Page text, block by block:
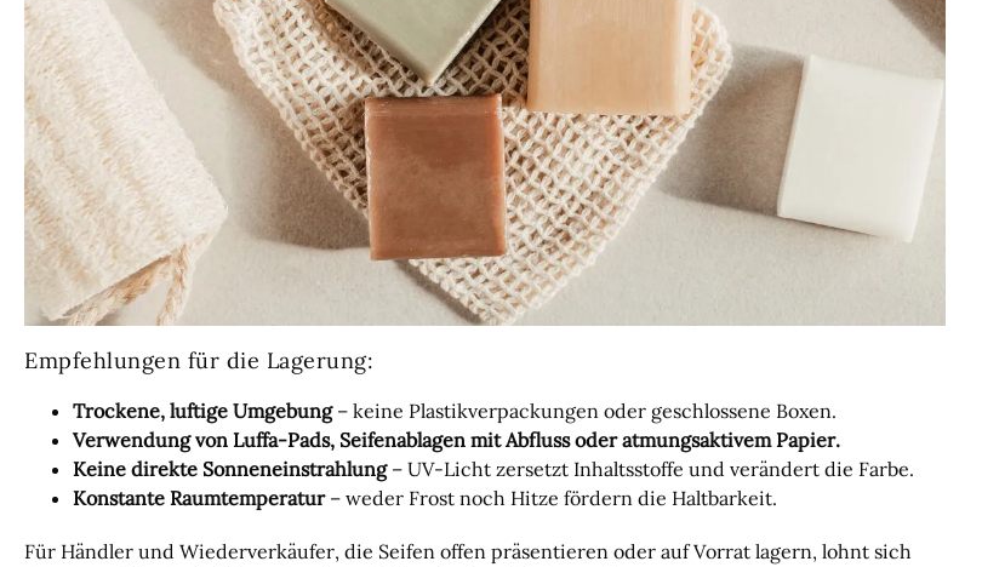
Empfehlungen für die Lagerung:
Trockene, luftige Umgebung– keine Plastikverpackungen oder geschlossene Boxen.
Verwendung von Luffa-Pads, Seifenablagen mit Abfluss oder atmungsaktivem Papier.
Keine direkte Sonneneinstrahlung– UV-Licht zersetzt Inhaltsstoffe und verändert die Farbe.
Konstante Raumtemperatur– weder Frost noch Hitze fördern die Haltbarkeit.
Für Händler und Wiederverkäufer, die Seifen offen präsentieren oder auf Vorrat lagern, lohnt sich